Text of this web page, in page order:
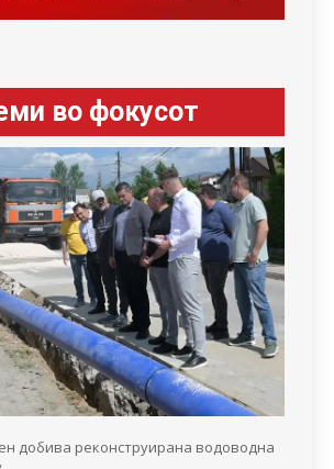
во фокусот
добива реконструирана водоводна